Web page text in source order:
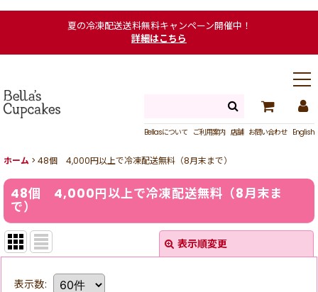
夏の冷凍配送送料無料キャンペーン開催中！
詳細はこちら
Bellasについて ご利用案内 店舗 お問い合わせ English
ホーム > 48個 4,000円以上で冷凍配送無料（8月末まで）
48個 4,000円以上で冷凍配送無料（8月末ま
で）
表示順変更
表示数: